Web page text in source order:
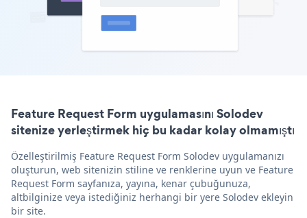
Feature Request Form uygulamasını Solodev
sitenize yerleştirmek hiç bu kadar kolay olmamıştı
Özelleştirilmiş Feature Request Form Solodev uygulamanızı
oluşturun, web sitenizin stiline ve renklerine uyun ve Feature
Request Form sayfanıza, yayına, kenar çubuğunuza,
altbilginize veya istediğiniz herhangi bir yere Solodev ekleyin
bir site.